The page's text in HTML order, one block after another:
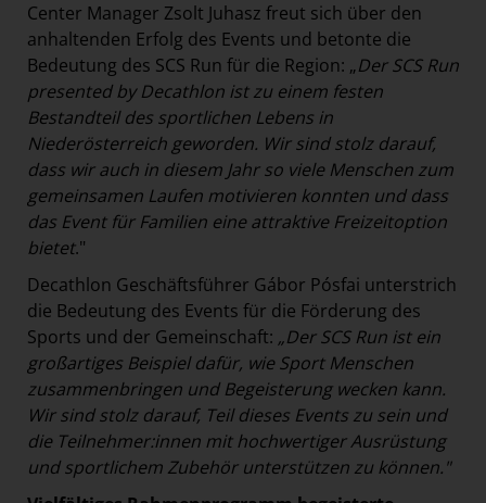
Center Manager Zsolt Juhasz freut sich über den
anhaltenden Erfolg des Events und betonte die
Bedeutung des SCS Run für die Region: „Der SCS Run
presented by Decathlon ist zu einem festen
Bestandteil des sportlichen Lebens in
Niederösterreich geworden. Wir sind stolz darauf,
dass wir auch in diesem Jahr so viele Menschen zum
gemeinsamen Laufen motivieren konnten und dass
das Event für Familien eine attraktive Freizeitoption
bietet."
Decathlon Geschäftsführer Gábor Pósfai unterstrich
die Bedeutung des Events für die Förderung des
Sports und der Gemeinschaft: „Der SCS Run ist ein
großartiges Beispiel dafür, wie Sport Menschen
zusammenbringen und Begeisterung wecken kann.
Wir sind stolz darauf, Teil dieses Events zu sein und
die Teilnehmer:innen mit hochwertiger Ausrüstung
und sportlichem Zubehör unterstützen zu können."